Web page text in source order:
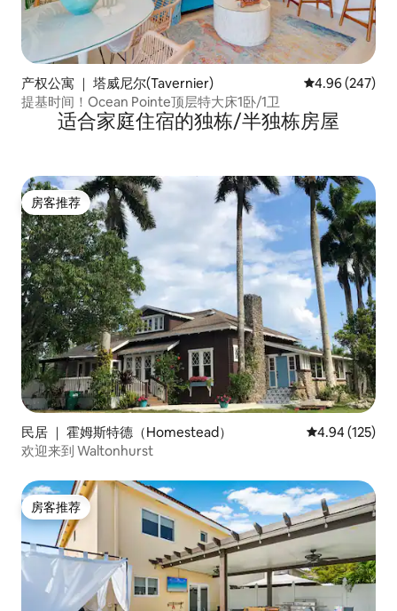
产权公寓 ｜ 塔威尼尔(Tavernier) 平均评分 4.96
4.96 (247)
提基时间！Ocean Pointe顶层特大床1卧/1卫
适合家庭住宿的独栋/半独栋房屋
房客推荐
房客推荐
民居 ｜ 霍姆斯特德（Homestead） 平均评分 4.94
4.94 (125)
欢迎来到 Waltonhurst
房客推荐
房客推荐